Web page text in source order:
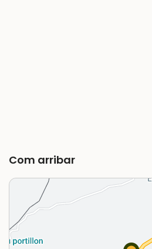
Com arribar